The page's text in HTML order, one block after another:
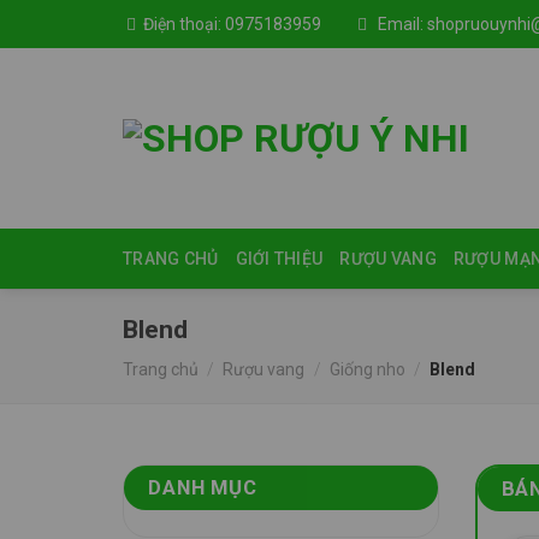
Điện thoại: 0975183959 Email:
TRANG CHỦ GIỚI THIỆU RƯỢU VANG RƯỢU
Blend
Trang chủ / Rượu vang / Giống nho / Blend
DANH MỤC